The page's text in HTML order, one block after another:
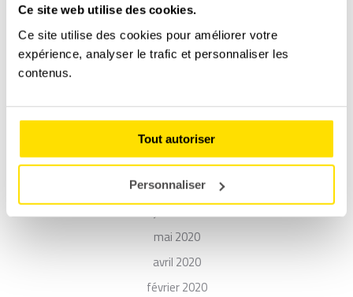
Ce site web utilise des cookies.
Ce site utilise des cookies pour améliorer votre
expérience, analyser le trafic et personnaliser les
contenus.
Tout autoriser
Personnaliser
septembre 2022
août 2022
juillet 2022
janvier 2021
décembre 2020
novembre 2020
octobre 2020
mai 2020
avril 2020
février 2020